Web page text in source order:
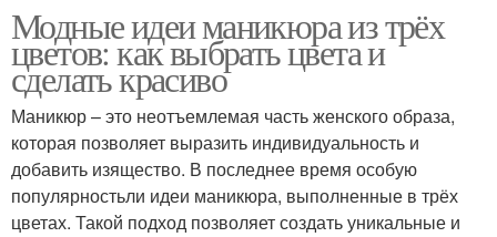
Модные идеи маникюра из трёх
цветов: как выбрать цвета и
сделать красиво
Маникюр – это неотъемлемая часть женского образа,
которая позволяет выразить индивидуальность и
добавить изящество. В последнее время особую
популярностьли идеи маникюра, выполненные в трёх
цветах. Такой подход позволяет создать уникальные и